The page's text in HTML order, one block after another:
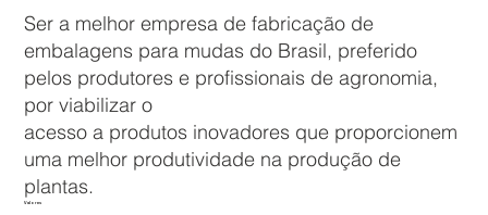
Ser a melhor empresa de fabricação de
embalagens para mudas do Brasil, preferido
pelos produtores e profissionais de agronomia,
por viabilizar o
acesso a produtos inovadores que proporcionem
uma melhor produtividade na produção de
plantas.
Valores